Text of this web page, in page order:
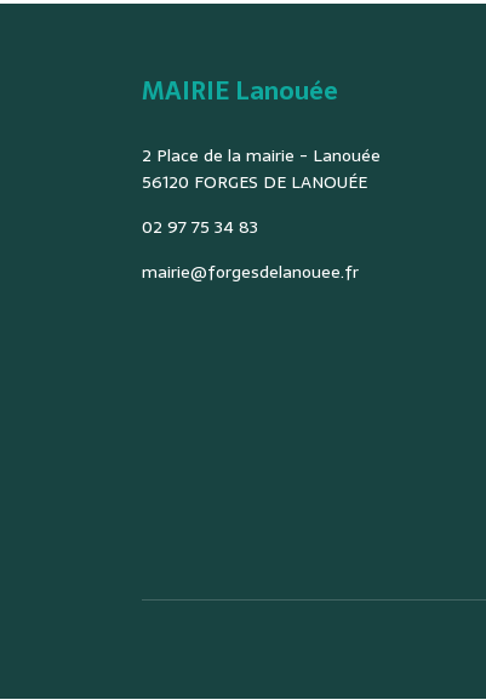
MAIRIE Lanouée
2 Place de la mairie - Lanouée
56120 FORGES DE LANOUÉE
02 97 75 34 83
mairie@forgesdelanouee.fr